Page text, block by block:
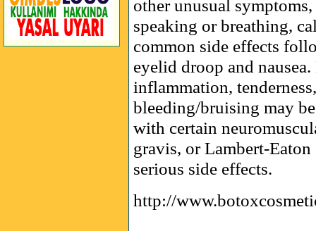
other unusual
speaking or breathing,
common side effects
eyelid droop and
inflammation,
bleeding/bruising may
with certain
gravis, or Lambert-
serious side effects.
http://